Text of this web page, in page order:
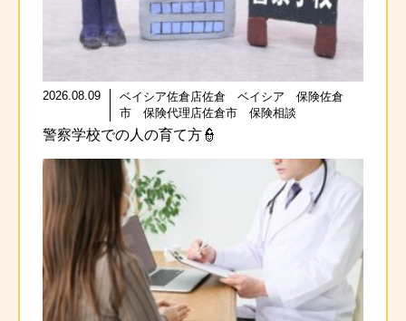
2026.08.09
ベイシア佐倉店佐倉 ベイシア 保険佐倉
市 保険代理店佐倉市 保険相談
警察学校での人の育て方👮